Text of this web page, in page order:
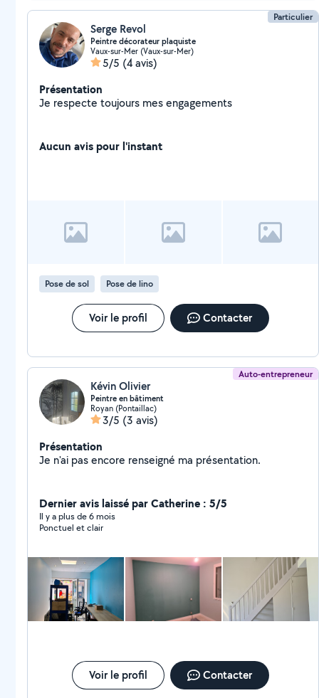
Particulier
Serge Revol
Peintre décorateur plaquiste
Vaux-sur-Mer (Vaux-sur-Mer)
5/5 (4 avis)
Présentation
Je respecte toujours mes engagements
Aucun avis pour l'instant
Pose de sol Pose de lino
Voir le profil Contacter
Auto-entrepreneur
Kévin Olivier
Peintre en bâtiment
Royan (Pontaillac)
3/5 (3 avis)
Présentation
Je n'ai pas encore renseigné ma présentation.
Dernier avis laissé par Catherine : 5/5
Il y a plus de 6 mois
Ponctuel et clair
Voir le profil Contacter